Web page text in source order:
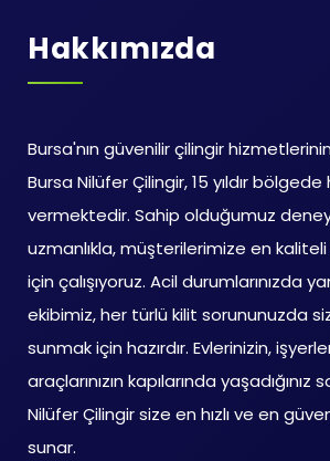
Hakkımızda
Bursa'nın güvenilir çilingir
Bursa Nilüfer Çilingir, 15 yıldır
vermektedir. Sahip olduğumuz
uzmanlıkla, müşterilerimize en
için çalışıyoruz. Acil durumlarınızda
ekibimiz, her türlü kilit sorununuzda
sunmak için hazırdır. Evlerinizin,
araçlarınızın kapılarında yaşadığınız
Nilüfer Çilingir size en hızlı ve en
sunar.